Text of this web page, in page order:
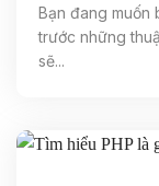
Bạn đang muốn
trước những
sẽ...